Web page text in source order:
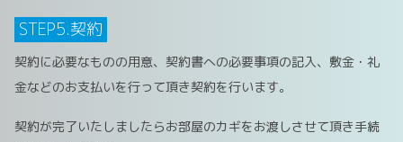
STEP5.契約
契約に必要なものの用意、契約書への必要事項の記入、敷金・礼
金などのお支払いを行って頂き契約を行います。
契約が完了いたしましたらお部屋のカギをお渡しさせて頂き手続